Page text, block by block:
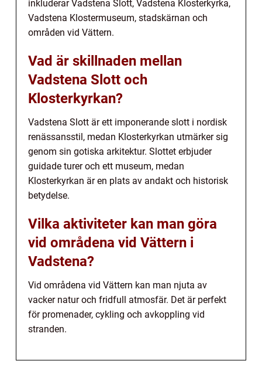
inkluderar Vadstena Slott, Vadstena Klosterkyrka,
Vadstena Klostermuseum, stadskärnan och
områden vid Vättern.
Vad är skillnaden mellan
Vadstena Slott och
Klosterkyrkan?
Vadstena Slott är ett imponerande slott i nordisk
renässansstil, medan Klosterkyrkan utmärker sig
genom sin gotiska arkitektur. Slottet erbjuder
guidade turer och ett museum, medan
Klosterkyrkan är en plats av andakt och historisk
betydelse.
Vilka aktiviteter kan man göra
vid områdena vid Vättern i
Vadstena?
Vid områdena vid Vättern kan man njuta av
vacker natur och fridfull atmosfär. Det är perfekt
för promenader, cykling och avkoppling vid
stranden.